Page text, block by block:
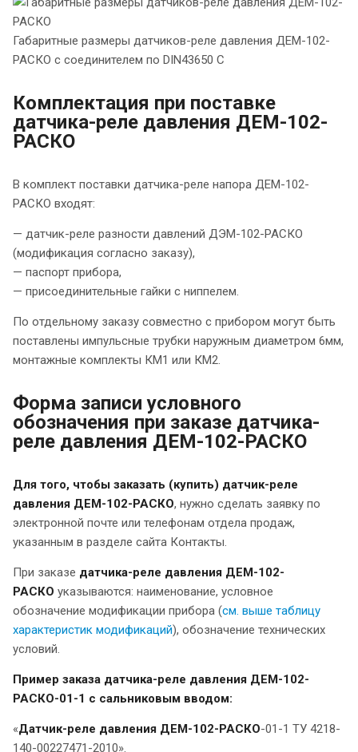
Габаритные размеры датчиков-реле давления ДЕМ-102-
РАСКО с соединителем по DIN43650 C
Комплектация при поставке
датчика-реле давления ДЕМ-102-
РАСКО
В комплект поставки датчика-реле напора ДЕМ-102-
РАСКО входят:
— датчик-реле разности давлений ДЭМ-102-РАСКО
(модификация согласно заказу),
— паспорт прибора,
— присоединительные гайки с ниппелем.
По отдельному заказу совместно с прибором могут быть
поставлены импульсные трубки наружным диаметром 6мм,
монтажные комплекты КМ1 или КМ2.
Форма записи условного
обозначения при заказе датчика-
реле давления ДЕМ-102-РАСКО
Для того, чтобы заказать (купить) датчик-реле
давления ДЕМ-102-РАСКО, нужно сделать заявку по
электронной почте или телефонам отдела продаж,
указанным в разделе сайта Контакты.
При заказе датчика-реле давления ДЕМ-102-
РАСКО указываются: наименование, условное
обозначение модификации прибора (см. выше таблицу
характеристик модификаций), обозначение технических
условий.
Пример заказа датчика-реле давления ДЕМ-102-
РАСКО-01-1 с сальниковым вводом:
«Датчик-реле давления ДЕМ-102-РАСКО-01-1 ТУ 4218-
140-00227471-2010».